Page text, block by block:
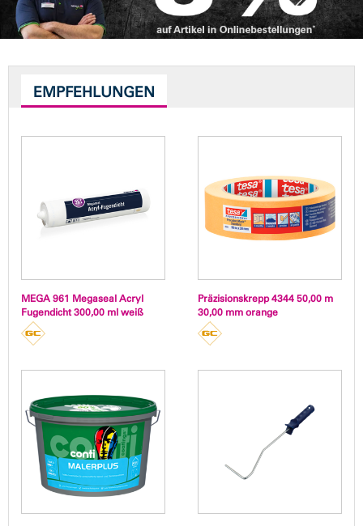
EMPFEHLUNGEN
MEGA 961 Megaseal Acryl
Fugendicht 300,00 ml weiß
Präzisionskrepp 4344 50,00 m
30,00 mm orange